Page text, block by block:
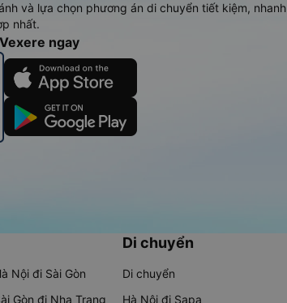
và lựa chọn phương án di chuyển tiết kiệm, nhanh
nhất.
ngay
Nội đi Sài Gòn
Gòn đi Nha Trang
Di chuyển
Di chuyển
Hà Nội đi Sapa